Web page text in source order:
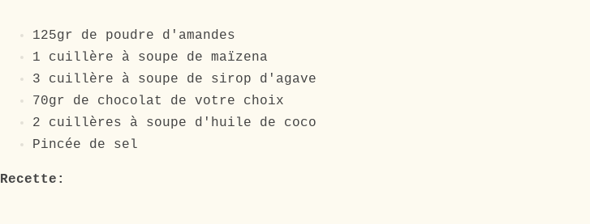
125gr de poudre d'amandes
1 cuillère à soupe de maïzena
3 cuillère à soupe de sirop d'agave
70gr de chocolat de votre choix
2 cuillères à soupe d'huile de coco
Pincée de sel
Recette: